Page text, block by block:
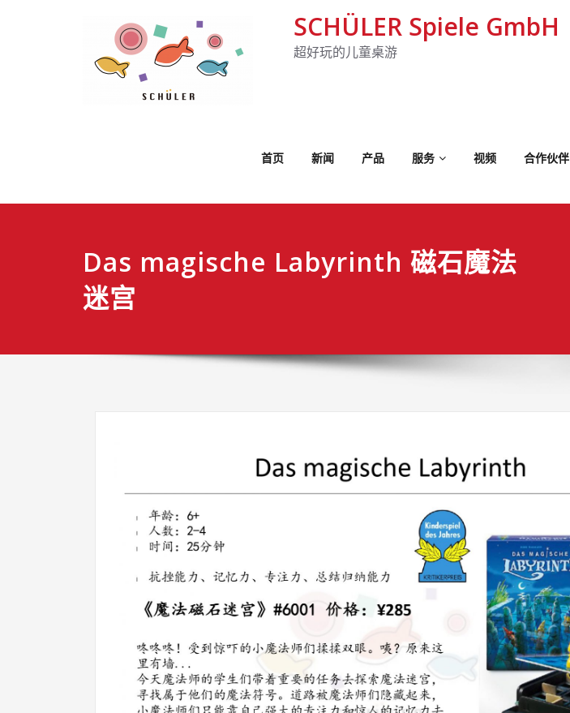
SCHÜLER Spiele GmbH
超好玩的儿童桌游
首页 新闻 产品 服务 视频 合作伙伴
Das magische Labyrinth 磁石魔法
迷宫